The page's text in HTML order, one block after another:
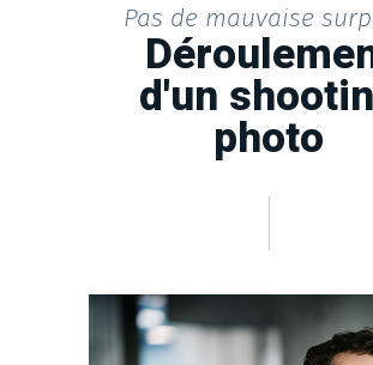
Pas de mauvaise
d'un
photo